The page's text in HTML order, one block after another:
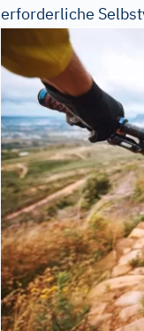
erforderliche